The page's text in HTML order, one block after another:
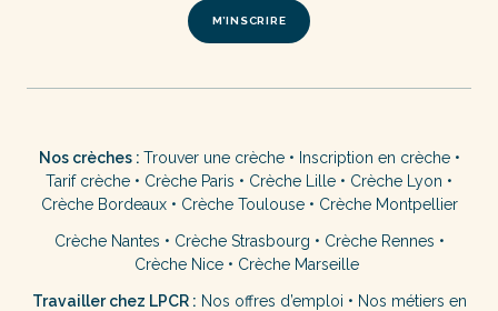
M’INSCRIRE
Nos crèches : Trouver une crèche• Inscription en crèche•
Tarif crèche • Crèche Paris • Crèche Lille • Crèche Lyon •
Crèche Bordeaux• Crèche Toulouse• Crèche Montpellier
Crèche Nantes • Crèche Strasbourg • Crèche Rennes •
Crèche Nice • Crèche Marseille
Travailler chez LPCR : Nos offres d’emploi • Nos métiers en